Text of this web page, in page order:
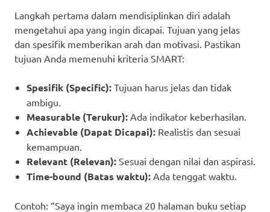
Langkah pertama dalam mendisiplinkan diri adalah
mengetahui apa yang ingin dicapai. Tujuan yang jelas
dan spesifik memberikan arah dan motivasi. Pastikan
tujuan Anda memenuhi kriteria SMART:
Spesifik (Specific): Tujuan harus jelas dan tidak
ambigu.
Measurable (Terukur): Ada indikator keberhasilan.
Achievable (Dapat Dicapai): Realistis dan sesuai
kemampuan.
Relevant (Relevan): Sesuai dengan nilai dan aspirasi.
Time-bound (Batas waktu): Ada tenggat waktu.
Contoh: “Saya ingin membaca 20 halaman buku setiap